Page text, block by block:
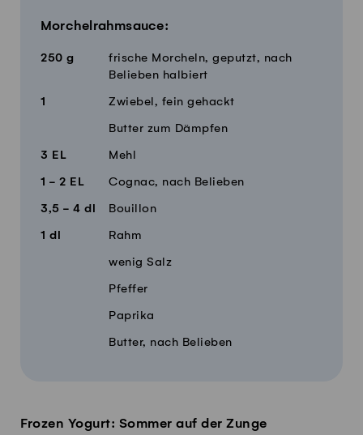
Morchelrahmsauce:
250 g
frische Morcheln, geputzt, nach
Belieben halbiert
1 Zwiebel, fein gehackt
Butter zum Dämpfen
3 EL Mehl
1 - 2 EL Cognac, nach Belieben
3,5 - 4 dl Bouillon
1 dl Rahm
wenig Salz
Pfeffer
Paprika
Butter, nach Belieben
Frozen Yogurt: Sommer auf der Zunge